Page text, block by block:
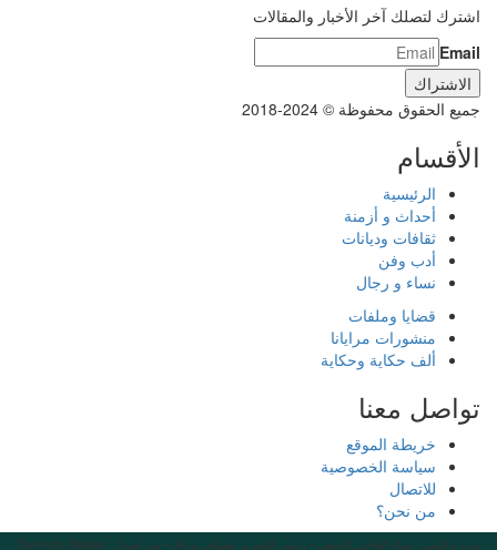
اشترك لتصلك آخر الأخبار والمقالات
Email
جميع الحقوق محفوظة © 2024-2018
الأقسام
الرئيسية
أحداث و أزمنة
ثقافات وديانات
أدب وفن
نساء و رجال
قضايا وملفات
منشورات مرايانا
ألف حكاية وحكاية
تواصل معنا
خريطة الموقع
سياسة الخصوصية
للاتصال
من نحن؟
مديرة النشر: سناء العاجي الحنفي • رئيس التحرير: هشام روزاق • من إصدار: Diversity Medias